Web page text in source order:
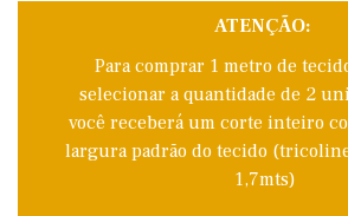
ATENÇÃO:
Para comprar 1 metro de
selecionar a quantidade de 2
você receberá um corte inteiro
largura padrão do tecido
1,7mts)